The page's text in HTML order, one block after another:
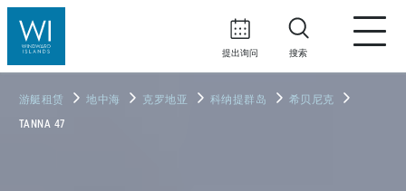
提出询问 搜索
游艇租赁 地中海 克罗地亚 科纳提群岛 希贝尼克
TANNA 47